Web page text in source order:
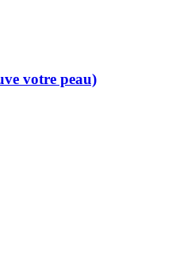
votre peau)